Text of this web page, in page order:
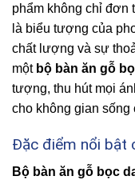
phẩm không chỉ đơn
là biểu tượng của
chất lượng và sự
một bộ bàn ăn gỗ
tượng, thu hút mọi
cho không gian sống
Đặc điểm nổi bật
Bộ bàn ăn gỗ bọc